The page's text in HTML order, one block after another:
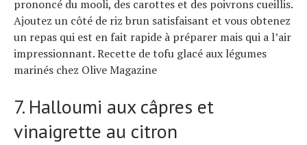
prononcé du mooli, des carottes et des poivrons cueillis.
Ajoutez un côté de riz brun satisfaisant et vous obtenez
un repas qui est en fait rapide à préparer mais qui a l’air
impressionnant. Recette de tofu glacé aux légumes
marinés chez Olive Magazine
7. Halloumi aux câpres et
vinaigrette au citron